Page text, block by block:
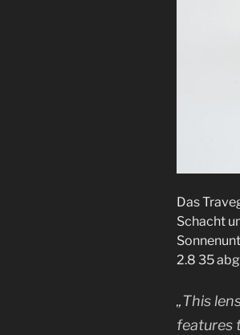
Das
Schacht
2.8 35
„This
features